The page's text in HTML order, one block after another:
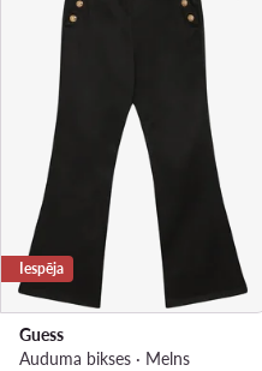
Iespēja
Guess
Auduma bikses · Melns